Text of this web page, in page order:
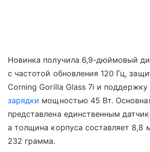
Новинка получила 6,9-дюймовый
с частотой обновления 120 Гц,
Corning Gorilla Glass 7i и поддержку
зарядки мощностью 45 Вт.
представлена единственным
а толщина корпуса составляет 8,8
232 грамма.